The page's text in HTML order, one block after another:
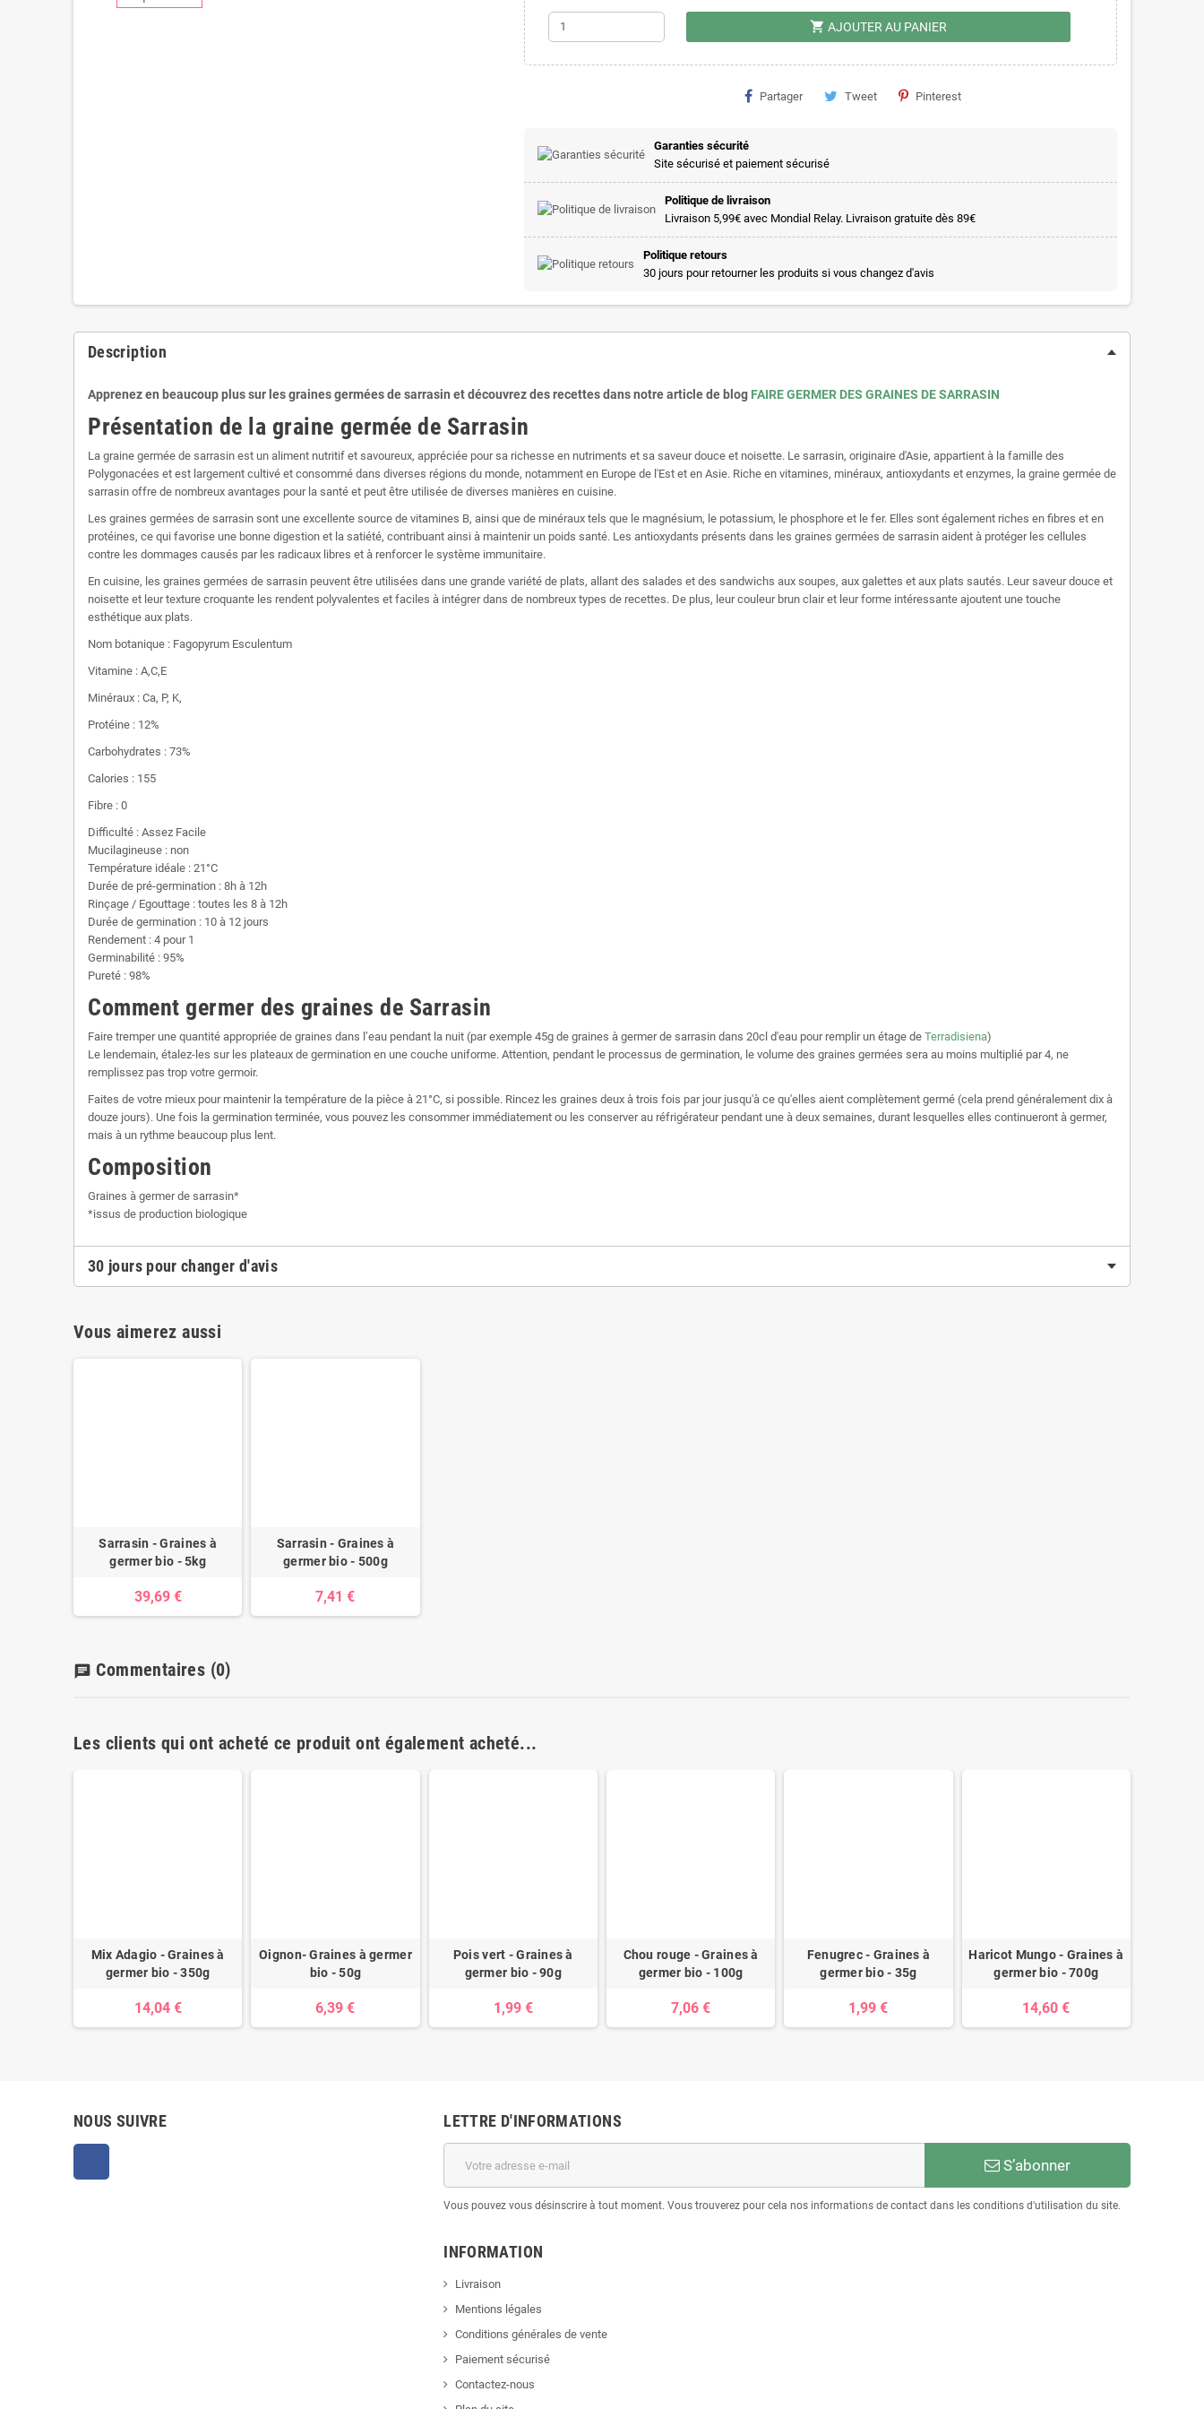
shopping_cart AJOUTER AU PANIER
Partager Tweet Pinterest
Garanties sécurité
Site sécurisé et paiement sécurisé
Politique de livraison
Livraison 5,99€ avec Mondial Relay. Livraison gratuite dès 89€
Politique retours
30 jours pour retourner les produits si vous changez d'avis
Description
Apprenez en beaucoup plus sur les graines germées de sarrasin et découvrez des recettes dans notre article de blog FAIRE GERMER DES GRAINES DE SARRASIN
Présentation de la graine germée de Sarrasin
La graine germée de sarrasin est un aliment nutritif et savoureux, appréciée pour sa richesse en nutriments et sa saveur douce et noisette. Le sarrasin, originaire d'Asie, appartient à la famille des
Polygonacées et est largement cultivé et consommé dans diverses régions du monde, notamment en Europe de l'Est et en Asie. Riche en vitamines, minéraux, antioxydants et enzymes, la graine germée de
sarrasin offre de nombreux avantages pour la santé et peut être utilisée de diverses manières en cuisine.
Les graines germées de sarrasin sont une excellente source de vitamines B, ainsi que de minéraux tels que le magnésium, le potassium, le phosphore et le fer. Elles sont également riches en fibres et en
protéines, ce qui favorise une bonne digestion et la satiété, contribuant ainsi à maintenir un poids santé. Les antioxydants présents dans les graines germées de sarrasin aident à protéger les cellules
contre les dommages causés par les radicaux libres et à renforcer le système immunitaire.
En cuisine, les graines germées de sarrasin peuvent être utilisées dans une grande variété de plats, allant des salades et des sandwichs aux soupes, aux galettes et aux plats sautés. Leur saveur douce et
noisette et leur texture croquante les rendent polyvalentes et faciles à intégrer dans de nombreux types de recettes. De plus, leur couleur brun clair et leur forme intéressante ajoutent une touche
esthétique aux plats.
Nom botanique : Fagopyrum Esculentum
Vitamine : A,C,E
Minéraux : Ca, P, K,
Protéine : 12%
Carbohydrates : 73%
Calories : 155
Fibre : 0
Difficulté : Assez Facile
Mucilagineuse : non
Température idéale : 21°C
Durée de pré-germination : 8h à 12h
Rinçage / Egouttage : toutes les 8 à 12h
Durée de germination : 10 à 12 jours
Rendement : 4 pour 1
Germinabilité : 95%
Pureté : 98%
Comment germer des graines de Sarrasin
Faire tremper une quantité appropriée de graines dans l’eau pendant la nuit (par exemple 45g de graines à germer de sarrasin dans 20cl d'eau pour remplir un étage de Terradisiena)
Le lendemain, étalez-les sur les plateaux de germination en une couche uniforme. Attention, pendant le processus de germination, le volume des graines germées sera au moins multiplié par 4, ne
remplissez pas trop votre germoir.
Faites de votre mieux pour maintenir la température de la pièce à 21°C, si possible. Rincez les graines deux à trois fois par jour jusqu'à ce qu'elles aient complètement germé (cela prend généralement dix à
douze jours). Une fois la germination terminée, vous pouvez les consommer immédiatement ou les conserver au réfrigérateur pendant une à deux semaines, durant lesquelles elles continueront à germer,
mais à un rythme beaucoup plus lent.
Composition
Graines à germer de sarrasin*
*issus de production biologique
30 jours pour changer d'avis
Vous aimerez aussi
Sarrasin - Graines à
germer bio - 5kg
39,69 €
Sarrasin - Graines à
germer bio - 500g
7,41 €
chat Commentaires (0)
Les clients qui ont acheté ce produit ont également acheté...
Mix Adagio - Graines à
germer bio - 350g
14,04 €
Oignon- Graines à germer
bio - 50g
6,39 €
Pois vert - Graines à
germer bio - 90g
1,99 €
Chou rouge - Graines à
germer bio - 100g
7,06 €
Fenugrec - Graines à
germer bio - 35g
1,99 €
Haricot Mungo - Graines à
germer bio - 700g
14,60 €
NOUS SUIVRE LETTRE D'INFORMATIONS
S’abonner
Vous pouvez vous désinscrire à tout moment. Vous trouverez pour cela nos informations de contact dans les conditions d'utilisation du site.
INFORMATION
Livraison
Mentions légales
Conditions générales de vente
Paiement sécurisé
Contactez-nous